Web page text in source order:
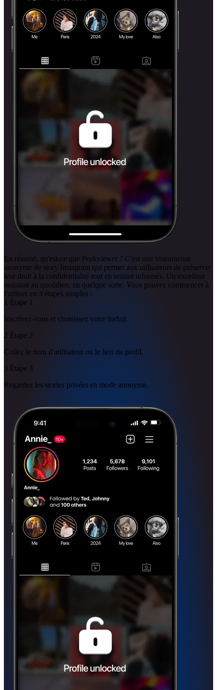
En résumé, qu'est-ce que Peekviewer ? C'est une visionneuse
anonyme de story Instagram qui permet aux utilisateurs de préserver
leur droit à la confidentialité tout en restant informés. Un excellent
assistant au quotidien, en quelque sorte. Vous pouvez commencer à
l'utiliser en 3 étapes simples :
1 Étape 1
Inscrivez-vous et choisissez votre forfait.
2 Étape 2
Collez le nom d'utilisateur ou le lien du profil.
3 Étape 3
Regardez les stories privées en mode anonyme.